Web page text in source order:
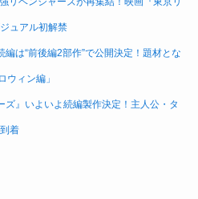
ュアル初解禁
編は“前後編2部作”で公開決定！題材とな
ウィン編」
』いよいよ続編製作決定！主人公・タ
着